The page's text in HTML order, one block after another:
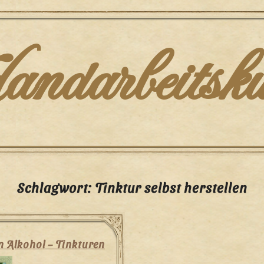
Schlagwort: Tinktur selbst herstellen
Alkohol – Tinkturen